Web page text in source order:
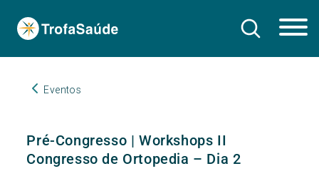
Eventos
Pré-Congresso | Workshops II
Congresso de Ortopedia – Dia 2